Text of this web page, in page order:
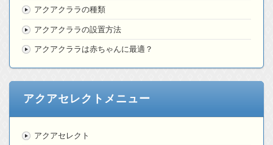
アクアクララの種類
アクアクララの設置方法
アクアクララは赤ちゃんに最適？
アクアセレクトメニュー
アクアセレクト